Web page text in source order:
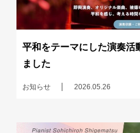
平和をテーマにした演奏活
ました
お知らせ 2026.05.26